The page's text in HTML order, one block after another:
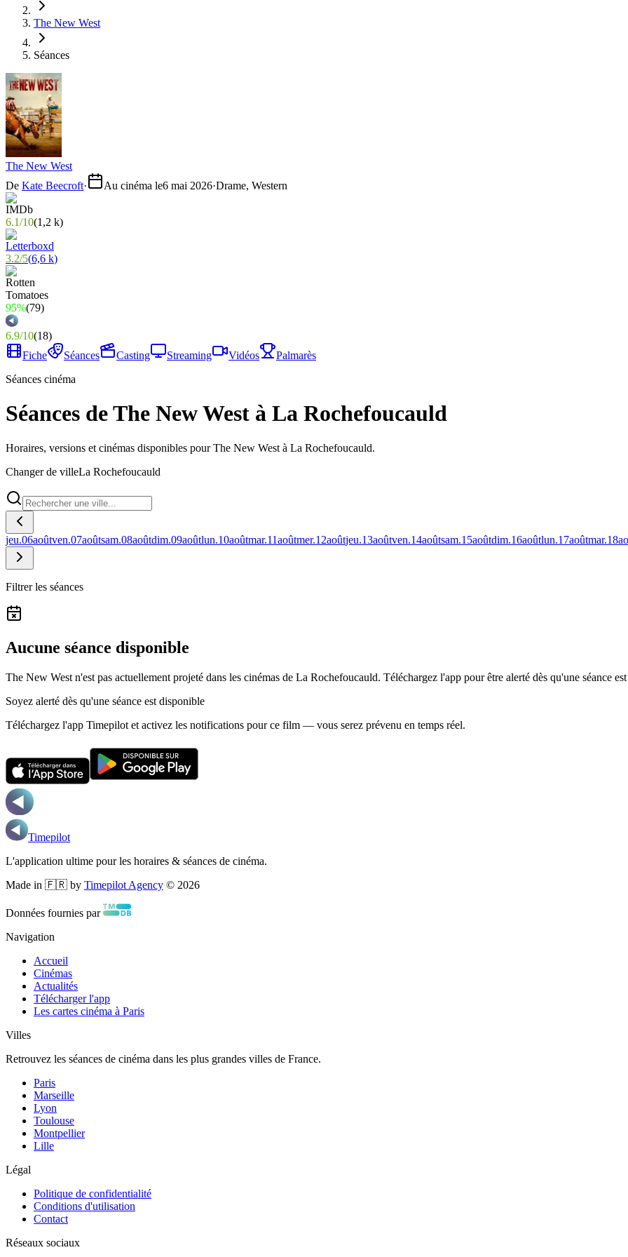
The New West
Séances
The New West
De Kate Beecroft· Au cinéma le6 mai 2026·Drame, Western
6.1/10(1,2 k)
3.2/5(6,6 k)
95%(79)
6.9/10(18)
Fiche
Séances Casting Streaming Vidéos
Palmarès
Séances cinéma
Séances de The New West à La Rochefoucauld
Horaires, versions et cinémas disponibles pour The New West à La Rochefoucauld.
Changer de villeLa Rochefoucauld
jeu.06aoûtven.07aoûtsam.08aoûtdim.09aoûtlun.10aoûtmar.11aoûtmer.12aoûtjeu.13aoûtven.14aoûtsam.15aoûtdim.16aoûtlun.17aoûtmar.18
Filtrer les séances
Aucune séance disponible
The New West n'est pas actuellement projeté dans les cinémas de La Rochefoucauld. Téléchargez l'app pour être alerté dès qu'une séance
Soyez alerté dès qu'une séance est disponible
Téléchargez l'app Timepilot et activez les notifications pour ce film — vous serez prévenu en temps réel.
Timepilot
L'application ultime pour les horaires & séances de cinéma.
Made in 🇫🇷 by Timepilot Agency © 2026
Données fournies par
Navigation
Accueil
Cinémas
Actualités
Télécharger l'app
Les cartes cinéma à Paris
Villes
Retrouvez les séances de cinéma dans les plus grandes villes de France.
Paris
Marseille
Lyon
Toulouse
Montpellier
Lille
Légal
Politique de confidentialité
Conditions d'utilisation
Contact
Réseaux sociaux